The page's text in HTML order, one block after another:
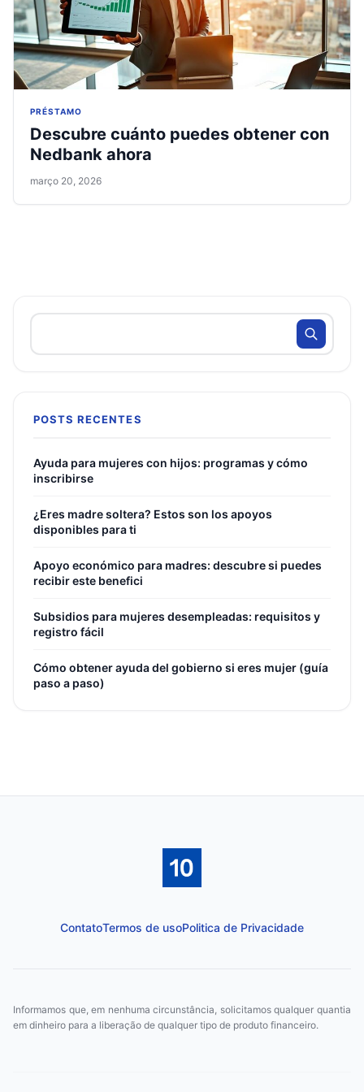
PRÉSTAMO
Descubre cuánto puedes obtener con
Nedbank ahora
março 20, 2026
POSTS RECENTES
Ayuda para mujeres con hijos: programas y cómo
inscribirse
¿Eres madre soltera? Estos son los apoyos
disponibles para ti
Apoyo económico para madres: descubre si puedes
recibir este benefici
Subsidios para mujeres desempleadas: requisitos y
registro fácil
Cómo obtener ayuda del gobierno si eres mujer (guía
paso a paso)
ContatoTermos de usoPolitica de Privacidade
Informamos que, em nenhuma circunstância, solicitamos qualquer quantia
em dinheiro para a liberação de qualquer tipo de produto financeiro.